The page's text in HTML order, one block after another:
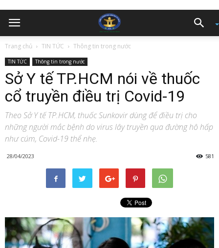
Trang chủ TIN TỨC Thông tin trong nước
TIN TỨC Thông tin trong nước
Sở Y tế TP.HCM nói về thuốc
cổ truyền điều trị Covid-19
Theo Sở Y tế TP.HCM, thuốc Sunkovir dùng để điều trị cho
những người mắc bệnh do virus lây truyền qua đường hô hấp
như cúm, Covid-19 thể nhẹ.
28/04/2023 581